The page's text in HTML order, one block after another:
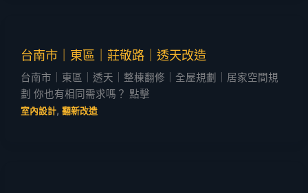
台南市｜東區｜莊敬路｜透天改造
台南市｜東區｜透天｜整棟翻修｜全屋規劃｜居家空間規
劃 你也有相同需求嗎？ 點擊
室內設計, 翻新改造